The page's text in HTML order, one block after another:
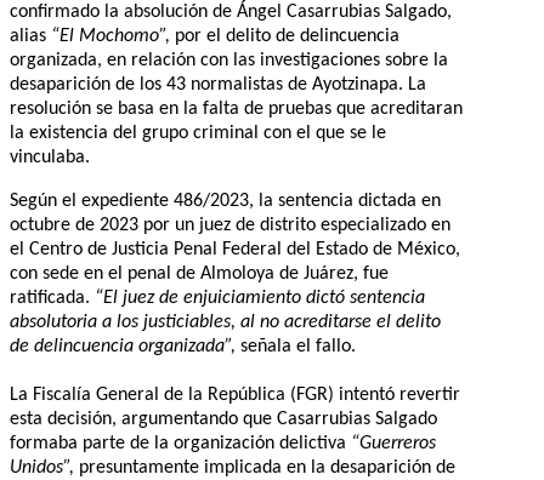
confirmado la absolución de Ángel Casarrubias Salgado,
alias “El Mochomo”, por el delito de delincuencia
organizada, en relación con las investigaciones sobre la
desaparición de los 43 normalistas de Ayotzinapa. La
resolución se basa en la falta de pruebas que acreditaran
la existencia del grupo criminal con el que se le
vinculaba.
Según el expediente 486/2023, la sentencia dictada en
octubre de 2023 por un juez de distrito especializado en
el Centro de Justicia Penal Federal del Estado de México,
con sede en el penal de Almoloya de Juárez, fue
ratificada. “El juez de enjuiciamiento dictó sentencia
absolutoria a los justiciables, al no acreditarse el delito
de delincuencia organizada”, señala el fallo.
La Fiscalía General de la República (FGR) intentó revertir
esta decisión, argumentando que Casarrubias Salgado
formaba parte de la organización delictiva “Guerreros
Unidos”, presuntamente implicada en la desaparición de